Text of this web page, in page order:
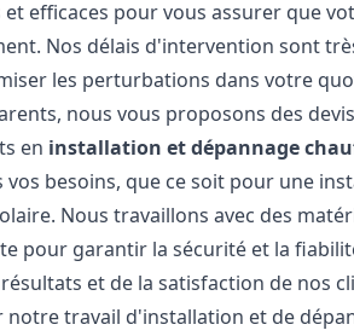
efficaces pour vous assurer que
Nos délais d'intervention sont
les perturbations dans votre
nous vous proposons des
en installation et dépannage
besoins, que ce soit pour une
Nous travaillons avec des
pour garantir la sécurité et la
et de la satisfaction de nos
travail d'installation et de